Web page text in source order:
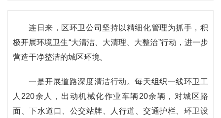
连日来，区环卫公司坚持以精细化管理为抓手，积
极开展环境卫生“大清洁、大清理、大整治”行动，进一步
营造干净整洁的城区环境。
一是开展道路深度清洁行动。每天组织一线环卫工
人220余人，出动机械化作业车辆20余辆，对城区路
面、下水道口、公交站牌、人行道、交通护栏、环卫设